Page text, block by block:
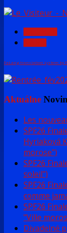
FaLang translation system by
Aktuálne
Les
SPF26
Hyriaková
morose")
SPF26
soleil")
SPF26
comme
SPF26
"Ville
Divadelné